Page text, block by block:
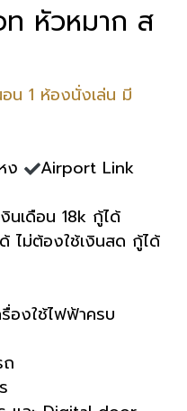
ท หัวหมาก ส
น 1 ห้องนั่งเล่น มี
ง
Airport Link
นเดือน 18k กู้ได้
ไม่ต้องใช้เงินสด กู้ได้
องใช้ไฟฟ้าครบ